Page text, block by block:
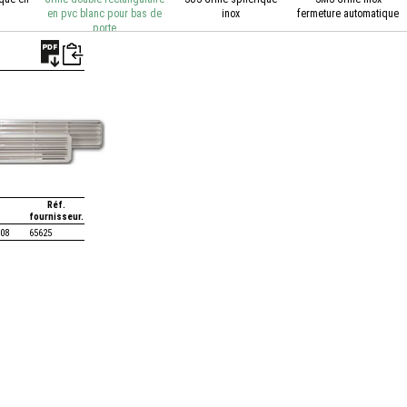
en pvc blanc pour bas de
porte
inox
fermeture automatique